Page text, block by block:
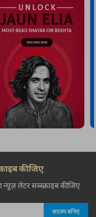
कीजिए
न्यूज़ लेटर सब्स्क्राइब कीजिए